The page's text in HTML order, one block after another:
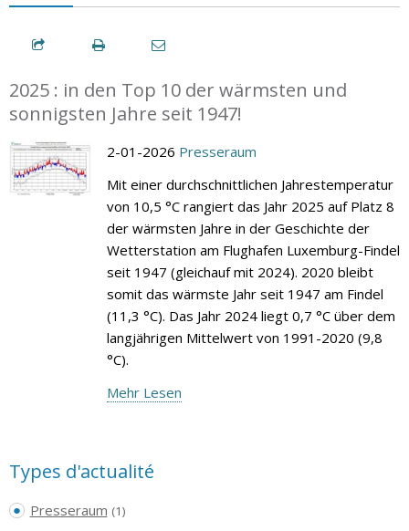
2025 : in den Top 10 der wärmsten und
sonnigsten Jahre seit 1947!
2-01-2026 Presseraum
Mit einer durchschnittlichen Jahrestemperatur
von 10,5 °C rangiert das Jahr 2025 auf Platz 8
der wärmsten Jahre in der Geschichte der
Wetterstation am Flughafen Luxemburg-Findel
seit 1947 (gleichauf mit 2024). 2020 bleibt
somit das wärmste Jahr seit 1947 am Findel
(11,3 °C). Das Jahr 2024 liegt 0,7 °C über dem
langjährigen Mittelwert von 1991-2020 (9,8
°C).
Mehr Lesen
Types d'actualité
Presseraum (1)